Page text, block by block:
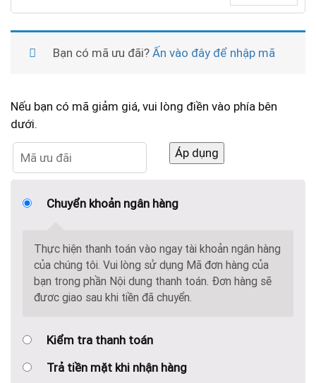
Bạn có mã ưu đãi?Ấn vào đây để nhập mã
Nếu bạn có mã giảm giá, vui lòng điền vào phía bên
dưới.
Áp dụng
Chuyển khoản ngân hàng
Thực hiện thanh toán vào ngay tài khoản ngân hàng
của chúng tôi. Vui lòng sử dụng Mã đơn hàng của
bạn trong phần Nội dung thanh toán. Đơn hàng sẽ
đươc giao sau khi tiền đã chuyển.
Kiểm tra thanh toán
Trả tiền mặt khi nhận hàng